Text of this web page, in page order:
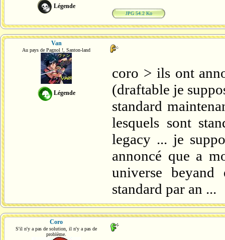
Légende
JPG 54.2 Ko
Van
Au pays de Pagnol !, Santon-land
Légende
coro > ils ont
(draftable je
standard
lesquels sont
legacy ... je
annoncé que a
universe
standard par an ...
Coro
S'il n'y a pas de solution, il n'y a pas de
problème.